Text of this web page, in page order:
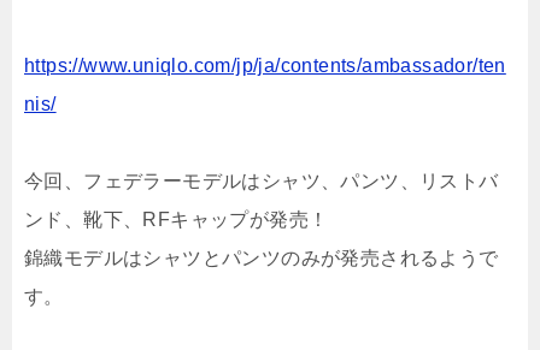
https://www.uniqlo.com/jp/ja/contents/ambassador/ten
nis/
今回、フェデラーモデルはシャツ、パンツ、リストバ
ンド、靴下、RFキャップが発売！
錦織モデルはシャツとパンツのみが発売されるようで
す。